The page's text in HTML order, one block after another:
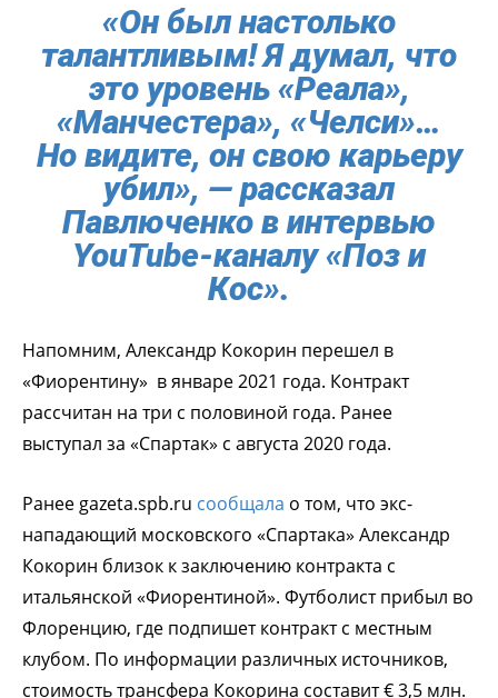
«Он был настолько
талантливым! Я думал, что
это уровень «Реала»,
«Манчестера», «Челси»…
Но видите, он свою карьеру
убил», — рассказал
Павлюченко в интервью
YouTube-каналу «Поз и
Кос».
Напомним, Александр Кокорин перешел в
«Фиорентину» в январе 2021 года. Контракт
рассчитан на три с половиной года. Ранее
выступал за «Спартак» с августа 2020 года.
Ранее gazeta.spb.ru сообщала о том, что экс-
нападающий московского «Спартака» Александр
Кокорин близок к заключению контракта с
итальянской «Фиорентиной». Футболист прибыл во
Флоренцию, где подпишет контракт с местным
клубом. По информации различных источников,
стоимость трансфера Кокорина составит € 3,5 млн.